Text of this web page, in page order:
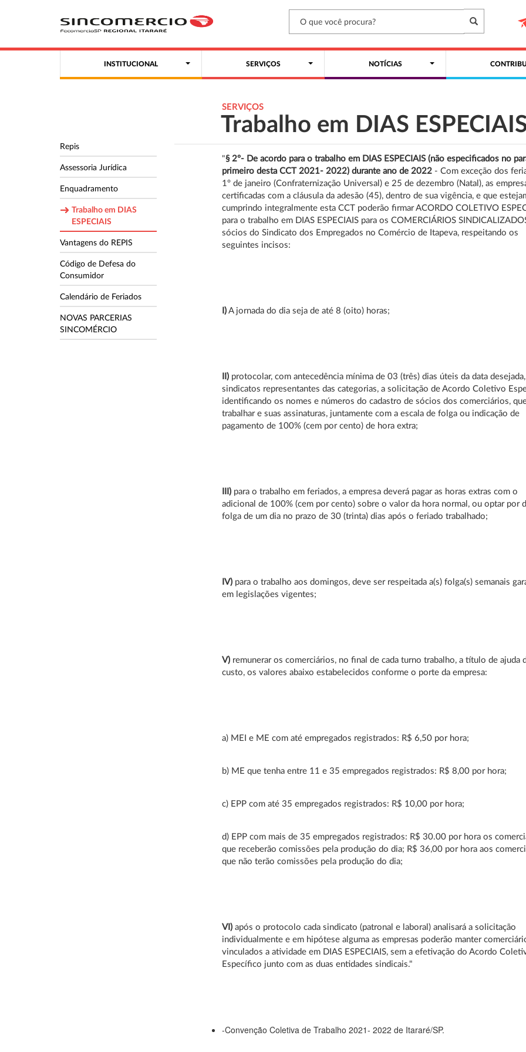
INSTITUCIONAL SERVIÇOS NOTÍCIAS
Repis
Assessoria Jurídica
Enquadramento
Trabalho em DIAS
ESPECIAIS
Vantagens do REPIS
Código de Defesa do
Consumidor
Calendário de Feriados
NOVAS PARCERIAS
SINCOMÉRCIO
SERVIÇOS
Trabalho em DIAS
"§ 2º- De acordo para o trabalho em DIAS ESPECIAIS (não especificados no
primeiro desta CCT 2021- 2022) durante ano de 2022 - Com exceção dos
1º de janeiro (Confraternização Universal) e 25 de dezembro (Natal), as
certificadas com a cláusula da adesão (45), dentro de sua vigência, e que
cumprindo integralmente esta CCT poderão firmar ACORDO COLETIVO
para o trabalho em DIAS ESPECIAIS para os COMERCIÁRIOS
sócios do Sindicato dos Empregados no Comércio de Itapeva, respeitando os
seguintes incisos:
I) A jornada do dia seja de até 8 (oito) horas;
II) protocolar, com antecedência mínima de 03 (três) dias úteis da data
sindicatos representantes das categorias, a solicitação de Acordo Coletivo
identificando os nomes e números do cadastro de sócios dos comerciários,
trabalhar e suas assinaturas, juntamente com a escala de folga ou indicação de
pagamento de 100% (cem por cento) de hora extra;
III) para o trabalho em feriados, a empresa deverá pagar as horas extras com o
adicional de 100% (cem por cento) sobre o valor da hora normal, ou optar por
folga de um dia no prazo de 30 (trinta) dias após o feriado trabalhado;
IV) para o trabalho aos domingos, deve ser respeitada a(s) folga(s) semanais
em legislações vigentes;
V) remunerar os comerciários, no final de cada turno trabalho, a título de ajuda
custo, os valores abaixo estabelecidos conforme o porte da empresa:
a) MEI e ME com até empregados registrados: R$ 6,50 por hora;
b) ME que tenha entre 11 e 35 empregados registrados: R$ 8,00 por hora;
c) EPP com até 35 empregados registrados: R$ 10,00 por hora;
d) EPP com mais de 35 empregados registrados: R$ 30.00 por hora os
que receberão comissões pela produção do dia; R$ 36,00 por hora aos
que não terão comissões pela produção do dia;
VI) após o protocolo cada sindicato (patronal e laboral) analisará a solicitação
individualmente e em hipótese alguma as empresas poderão manter
vinculados a atividade em DIAS ESPECIAIS, sem a efetivação do Acordo
Específico junto com as duas entidades sindicais."
-Convenção Coletiva de Trabalho 2021- 2022 de Itararé/SP.